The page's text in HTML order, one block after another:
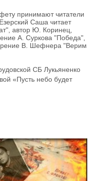
принимают читатели
Саша читает
автор Ю. Коринец,
А. Суркова "Победа",
В. Шефнера "Верим
СБ Лукьяненко
«Пусть небо будет